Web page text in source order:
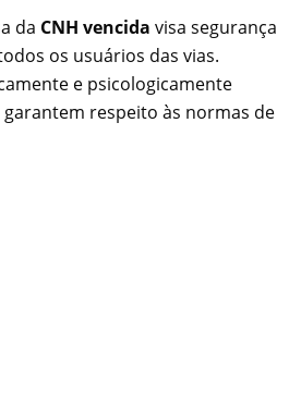
da CNH vencida visa segurança
os usuários das vias.
e psicologicamente
respeito às normas de